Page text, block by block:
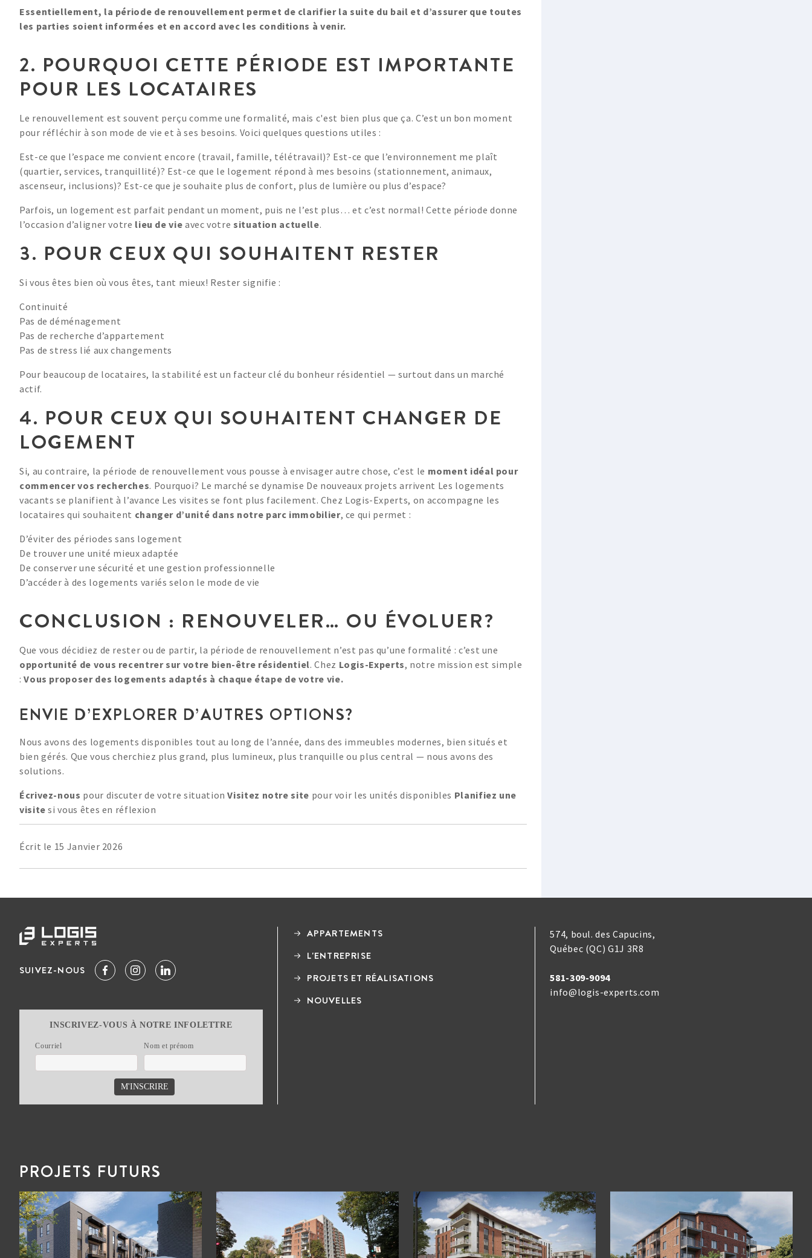
Essentiellement, la période de renouvellement permet de clarifier la suite du bail et d’assurer que toutes
les parties soient informées et en accord avec les conditions à venir.
2. POURQUOI CETTE PÉRIODE EST IMPORTANTE
POUR LES LOCATAIRES
Le renouvellement est souvent perçu comme une formalité, mais c'est bien plus que ça. C’est un bon moment
pour réfléchir à son mode de vie et à ses besoins. Voici quelques questions utiles :
Est-ce que l’espace me convient encore (travail, famille, télétravail)? Est-ce que l’environnement me plaît
(quartier, services, tranquillité)? Est-ce que le logement répond à mes besoins (stationnement, animaux,
ascenseur, inclusions)? Est-ce que je souhaite plus de confort, plus de lumière ou plus d’espace?
Parfois, un logement est parfait pendant un moment, puis ne l’est plus… et c’est normal! Cette période donne
l’occasion d’aligner votre lieu de vie avec votresituation actuelle.
3. POUR CEUX QUI SOUHAITENT RESTER
Si vous êtes bien où vous êtes, tant mieux! Rester signifie :
Continuité
Pas de déménagement
Pas de recherche d’appartement
Pas de stress lié aux changements
Pour beaucoup de locataires, la stabilité est un facteur clé du bonheur résidentiel — surtout dans un marché
actif.
4. POUR CEUX QUI SOUHAITENT CHANGER DE
LOGEMENT
Si, au contraire, la période de renouvellement vous pousse à envisager autre chose, c’est le moment idéal pour
commencer vos recherches. Pourquoi? Le marché se dynamise De nouveaux projets arrivent Les logements
vacants se planifient à l’avance Les visites se font plus facilement. Chez Logis-Experts, on accompagne les
locataires qui souhaitent changer d’unité dans notre parc immobilier, ce qui permet :
D’éviter des périodes sans logement
De trouver une unité mieux adaptée
De conserver une sécurité et une gestion professionnelle
D’accéder à des logements variés selon le mode de vie
CONCLUSION : RENOUVELER… OU ÉVOLUER?
Que vous décidiez de rester ou de partir, la période de renouvellement n’est pas qu’une formalité : c’est une
opportunité de vous recentrer sur votre bien-être résidentiel. Chez Logis-Experts, notre mission est simple
:Vous proposer des logements adaptés à chaque étape de votre vie.
ENVIE D’EXPLORER D’AUTRES OPTIONS?
Nous avons des logements disponibles tout au long de l’année, dans des immeubles modernes, bien situés et
bien gérés. Que vous cherchiez plus grand, plus lumineux, plus tranquille ou plus central — nous avons des
solutions.
Écrivez-nous pour discuter de votre situationVisitez notre site pour voir les unités disponibles Planifiez une
visite si vous êtes en réflexion
Écrit le 15 Janvier 2026
SUIVEZ-NOUS
INSCRIVEZ-VOUS À NOTRE INFOLETTRE
Courriel Nom et prénom
APPARTEMENTS
L'ENTREPRISE
PROJETS ET RÉALISATIONS
NOUVELLES
574, boul. des Capucins,
Québec (QC) G1J 3R8
581-309-9094
info@logis-experts.com
PROJETS FUTURS